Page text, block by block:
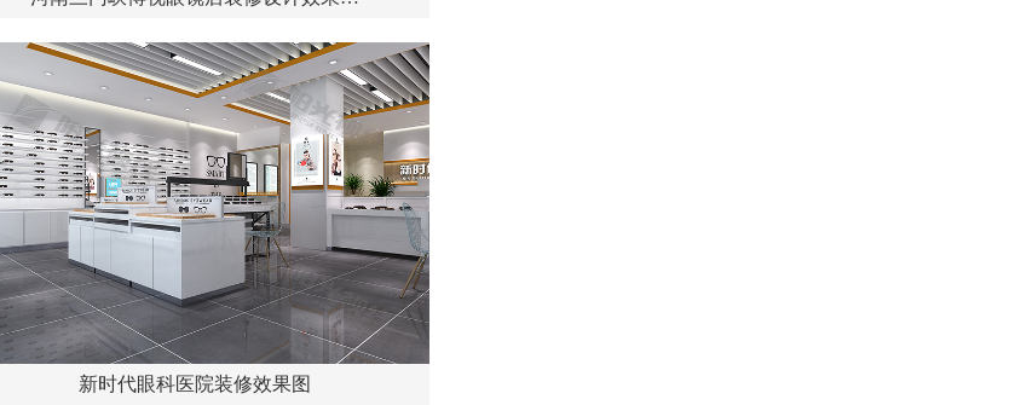
新时代眼科医院装修效果图